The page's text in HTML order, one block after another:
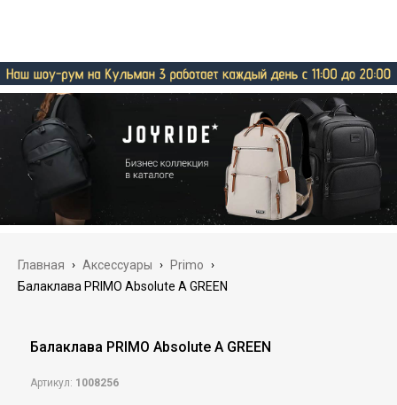
Главная › Аксессуары › Primo ›
Балаклава PRIMO Absolute A GREEN
Балаклава PRIMO Absolute A GREEN
Артикул: 1008256